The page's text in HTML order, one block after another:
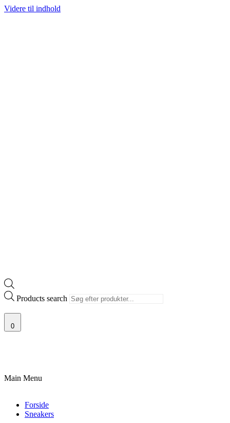
Videre til indhold
Products search
0
Main Menu
Forside
Sneakers